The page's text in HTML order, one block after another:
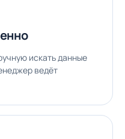
искать данные
ведёт